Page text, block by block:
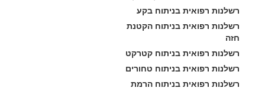
רשלנות רפואית בניתוח בקע
רשלנות רפואית בניתוח הקטנת
חזה
רשלנות רפואית בניתוח קטרקט
רשלנות רפואית בניתוח טחורים
רשלנות רפואית בניתוח הרמת